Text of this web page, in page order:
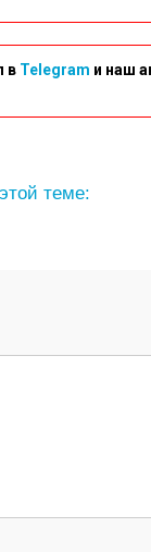
в Telegram и наш
теме: